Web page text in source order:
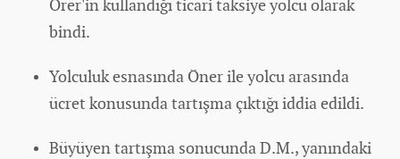
Örer'in kullandığı ticari taksiye yolcu olarak
bindi.
Yolculuk esnasında Öner ile yolcu arasında
ücret konusunda tartışma çıktığı iddia edildi.
Büyüyen tartışma sonucunda D.M., yanındaki